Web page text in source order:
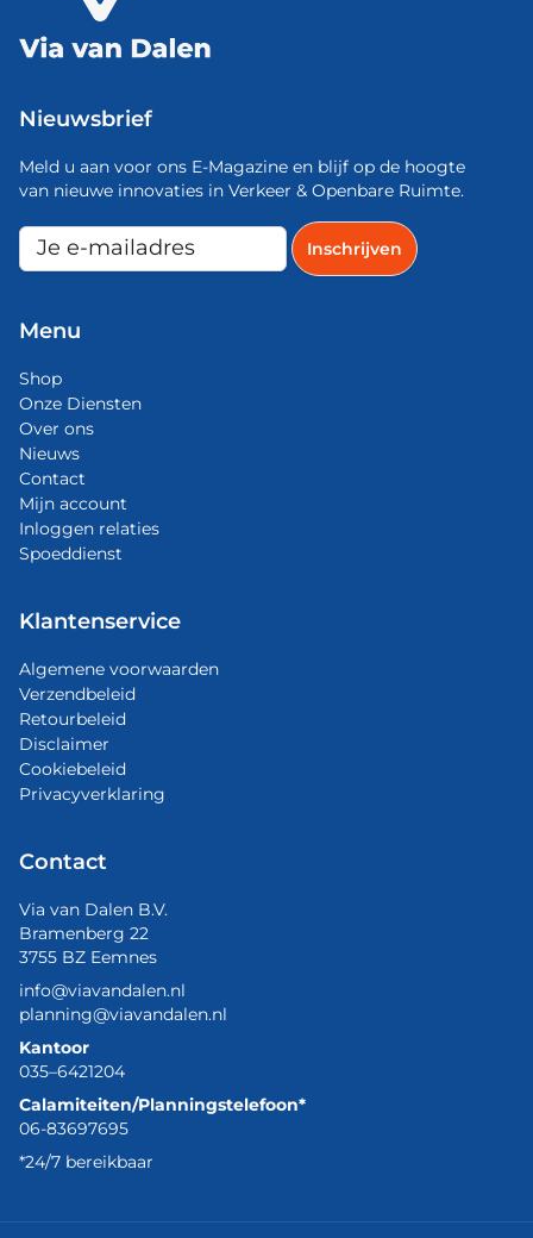
Nieuwsbrief
Meld u aan voor ons E-Magazine en blijf op de hoogte
van nieuwe innovaties in Verkeer & Openbare Ruimte.
Menu
Shop
Onze Diensten
Over ons
Nieuws
Contact
Mijn account
Inloggen relaties
Spoeddienst
Klantenservice
Algemene voorwaarden
Verzendbeleid
Retourbeleid
Disclaimer
Cookiebeleid
Privacyverklaring
Contact
Via van Dalen B.V.
Bramenberg 22
3755 BZ Eemnes
info@viavandalen.nl
planning@viavandalen.nl
Kantoor
035–6421204
Calamiteiten/Planningstelefoon*
06-83697695
*24/7 bereikbaar